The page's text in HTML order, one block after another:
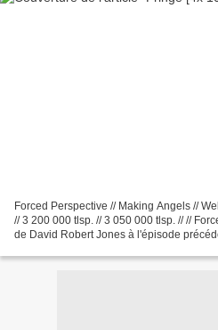
Forced Perspective // Making Angels //
// 3 200 000 tlsp. // 3 050 000 tlsp. // //
de David Robert Jones à l'épisode